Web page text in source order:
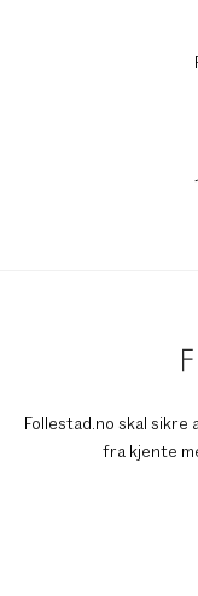
Follestad.no skal
fra kjente